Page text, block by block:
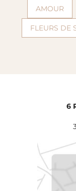
AMOUR
FLEURS DE
6